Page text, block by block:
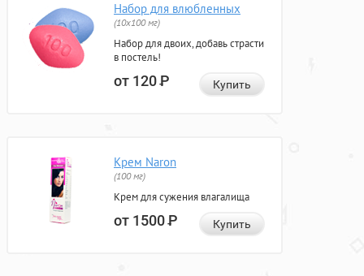
Набор для влюбленных
(10х100 мг)
Набор для двоих, добавь страсти
в постель!
от 120Р Купить
Крем Naron
(100 мг)
Крем для сужения влагалища
от 1500Р Купить